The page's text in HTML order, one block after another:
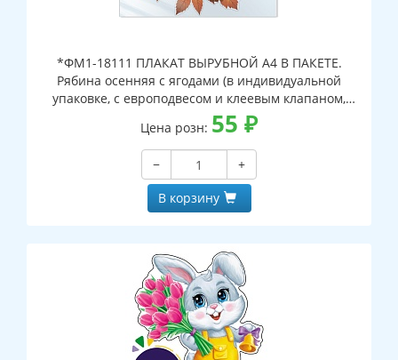
*ФМ1-18111 ПЛАКАТ ВЫРУБНОЙ А4 В ПАКЕТЕ.
Рябина осенняя с ягодами (в индивидуальной
упаковке, с европодвесом и клеевым клапаном,
двухсторонний, ВД-лак)
Цена розн: 55 ₽
−
+
В корзину